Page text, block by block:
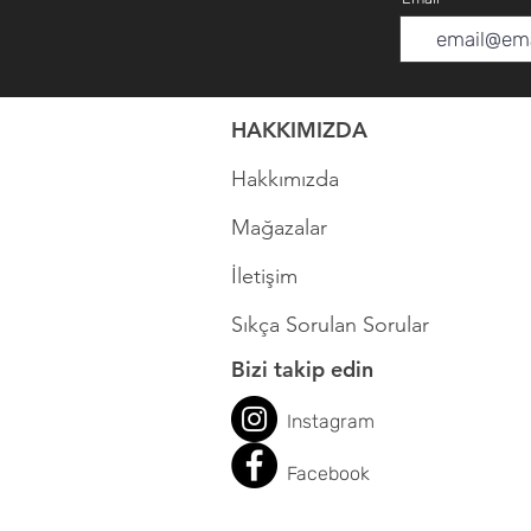
HAKKIMIZDA
Hakkımızda
Mağazalar
İletişim
Sıkça Sorulan Sorular
Bizi takip edin
Instagram
Facebook